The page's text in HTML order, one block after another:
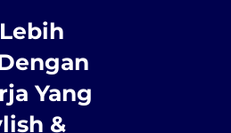
Yang
&